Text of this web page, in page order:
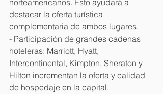
norteamericanos. Esto ayudará a
destacar la oferta turística
complementaria de ambos lugares.
- Participación de grandes cadenas
hoteleras: Marriott, Hyatt,
Intercontinental, Kimpton, Sheraton y
Hilton incrementan la oferta y calidad
de hospedaje en la capital.